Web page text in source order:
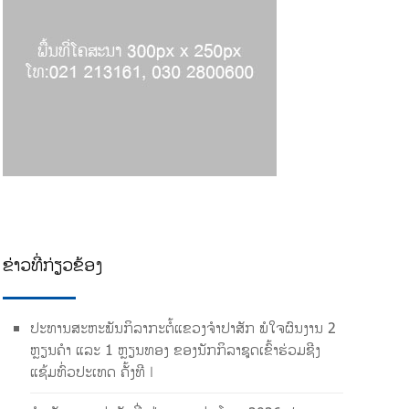
ຂ່າວ​ທີ່​ກ່ຽວ​ຂ້ອງ
ປະທານສະຫະພັນກິລາກະຕໍ້ແຂວງຈຳປາສັກ ພໍໃຈຜົນງານ 2
ຫຼຽນຄຳ ແລະ 1 ຫຼຽນທອງ ຂອງນັກກິລາຊຸດເຂົ້າຮ່ວມຊີງ
ແຊ້ມທົ່ວປະເທດ ຄັ້ງທີ I